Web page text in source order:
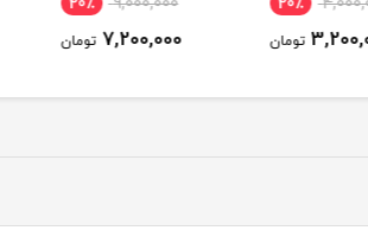
تومان 7,200,000 تومان